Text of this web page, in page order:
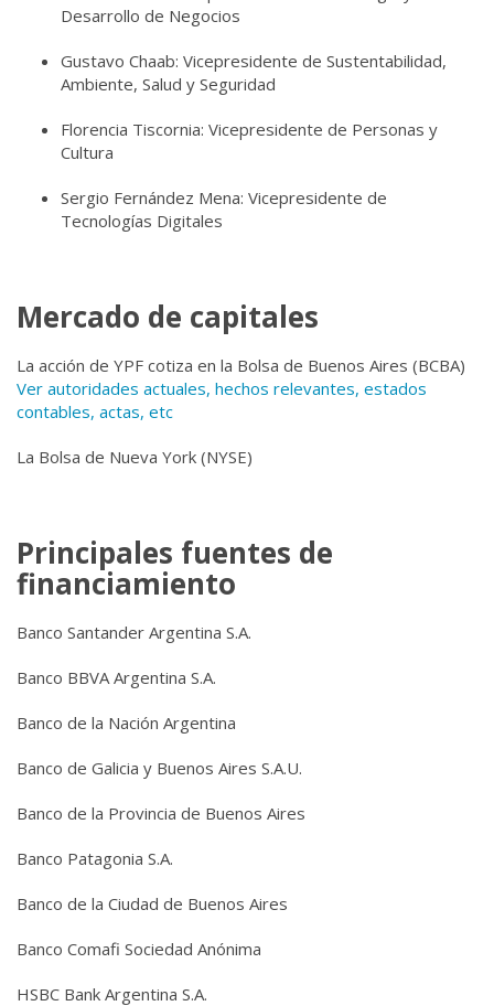
Desarrollo de Negocios
Gustavo Chaab: Vicepresidente de Sustentabilidad,
Ambiente, Salud y Seguridad
Florencia Tiscornia: Vicepresidente de Personas y
Cultura
Sergio Fernández Mena: Vicepresidente de
Tecnologías Digitales
Mercado de capitales
La acción de YPF cotiza en la Bolsa de Buenos Aires (BCBA)
Ver autoridades actuales, hechos relevantes, estados
contables, actas, etc
La Bolsa de Nueva York (NYSE)
Principales fuentes de
financiamiento
Banco Santander Argentina S.A.
Banco BBVA Argentina S.A.
Banco de la Nación Argentina
Banco de Galicia y Buenos Aires S.A.U.
Banco de la Provincia de Buenos Aires
Banco Patagonia S.A.
Banco de la Ciudad de Buenos Aires
Banco Comafi Sociedad Anónima
HSBC Bank Argentina S.A.